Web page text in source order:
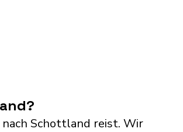
Schottland reist. Wir